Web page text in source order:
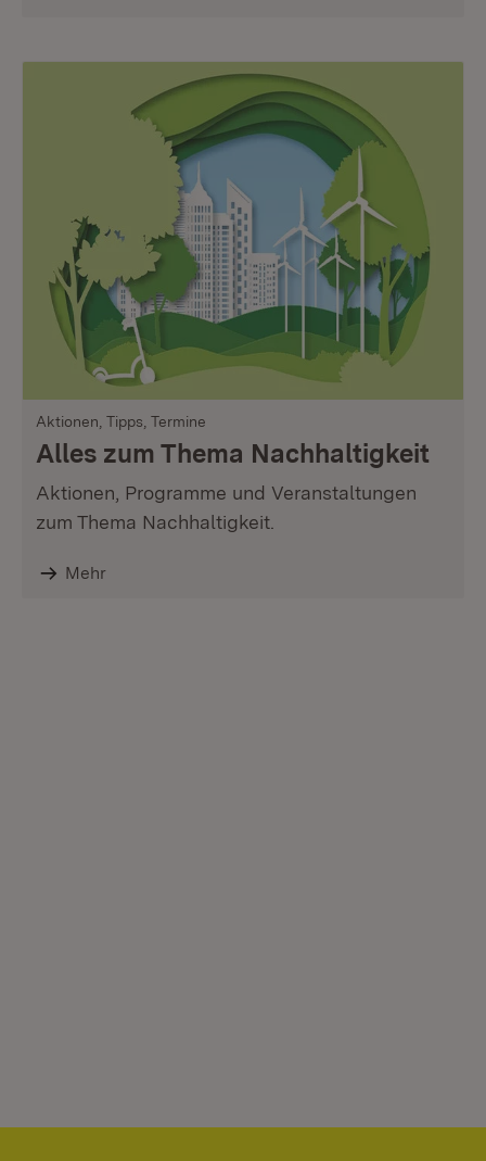
Aktionen, Tipps, Termine
Alles zum Thema Nachhaltigkeit
Aktionen, Programme und Veranstaltungen
zum Thema Nachhaltigkeit.
Mehr